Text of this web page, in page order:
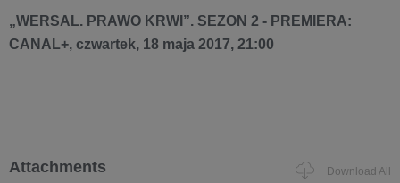
„WERSAL. PRAWO KRWI”. SEZON 2 - PREMIERA:
CANAL+, czwartek, 18 maja 2017, 21:00
Attachments Download All